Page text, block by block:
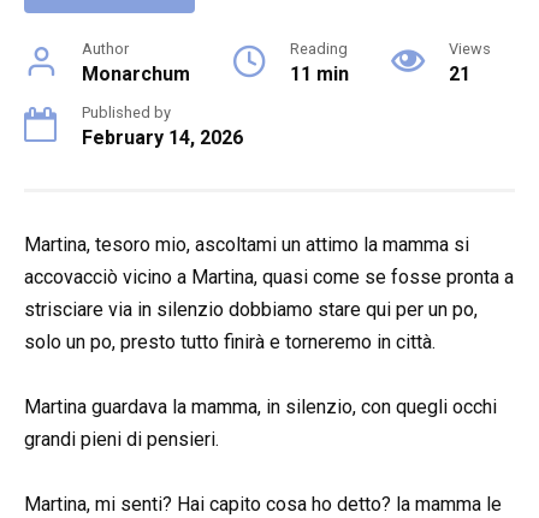
Author
Monarchum
Reading
11 min
Views
21
Published by
February 14, 2026
Martina, tesoro mio, ascoltami un attimo la mamma si
accovacciò vicino a Martina, quasi come se fosse pronta a
strisciare via in silenzio dobbiamo stare qui per un po,
solo un po, presto tutto finirà e torneremo in città.
Martina guardava la mamma, in silenzio, con quegli occhi
grandi pieni di pensieri.
Martina, mi senti? Hai capito cosa ho detto? la mamma le